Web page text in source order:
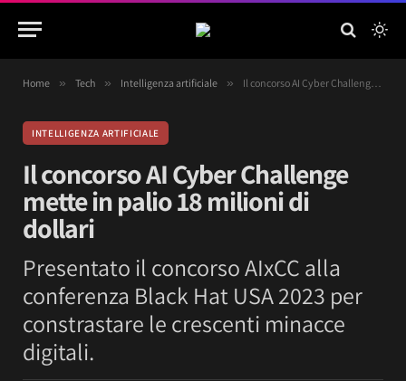
Home » Tech » Intelligenza artificiale » Il concorso AI Cyber Challenge mette in palio 18 milioni di dollari
INTELLIGENZA ARTIFICIALE
Il concorso AI Cyber Challenge
mette in palio 18 milioni di
dollari
Presentato il concorso AIxCC alla
conferenza Black Hat USA 2023 per
constrastare le crescenti minacce
digitali.